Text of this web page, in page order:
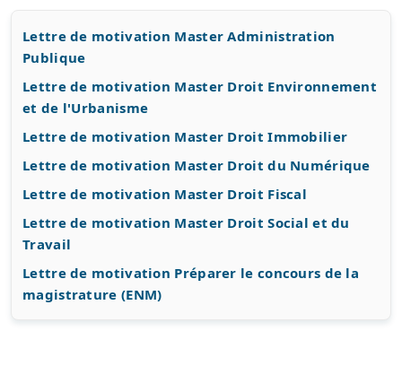
Lettre de motivation Master Administration
Publique
Lettre de motivation Master Droit Environnement
et de l'Urbanisme
Lettre de motivation Master Droit Immobilier
Lettre de motivation Master Droit du Numérique
Lettre de motivation Master Droit Fiscal
Lettre de motivation Master Droit Social et du
Travail
Lettre de motivation Préparer le concours de la
magistrature (ENM)